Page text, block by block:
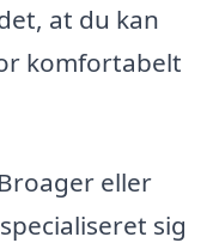
at du kan
komfortabelt
eller
sig